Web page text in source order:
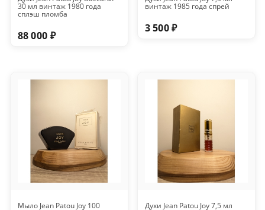
30 мл винтаж 1980 года
сплэш пломба
88 000 ₽
винтаж 1985 года спрей
3 500 ₽
Мыло Jean Patou Joy 100 Духи Jean Patou Joy 7,5 мл